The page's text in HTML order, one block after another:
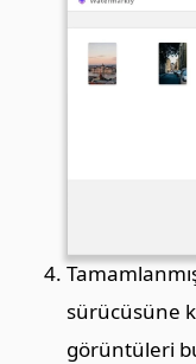
sürücüsüne
görüntüleri